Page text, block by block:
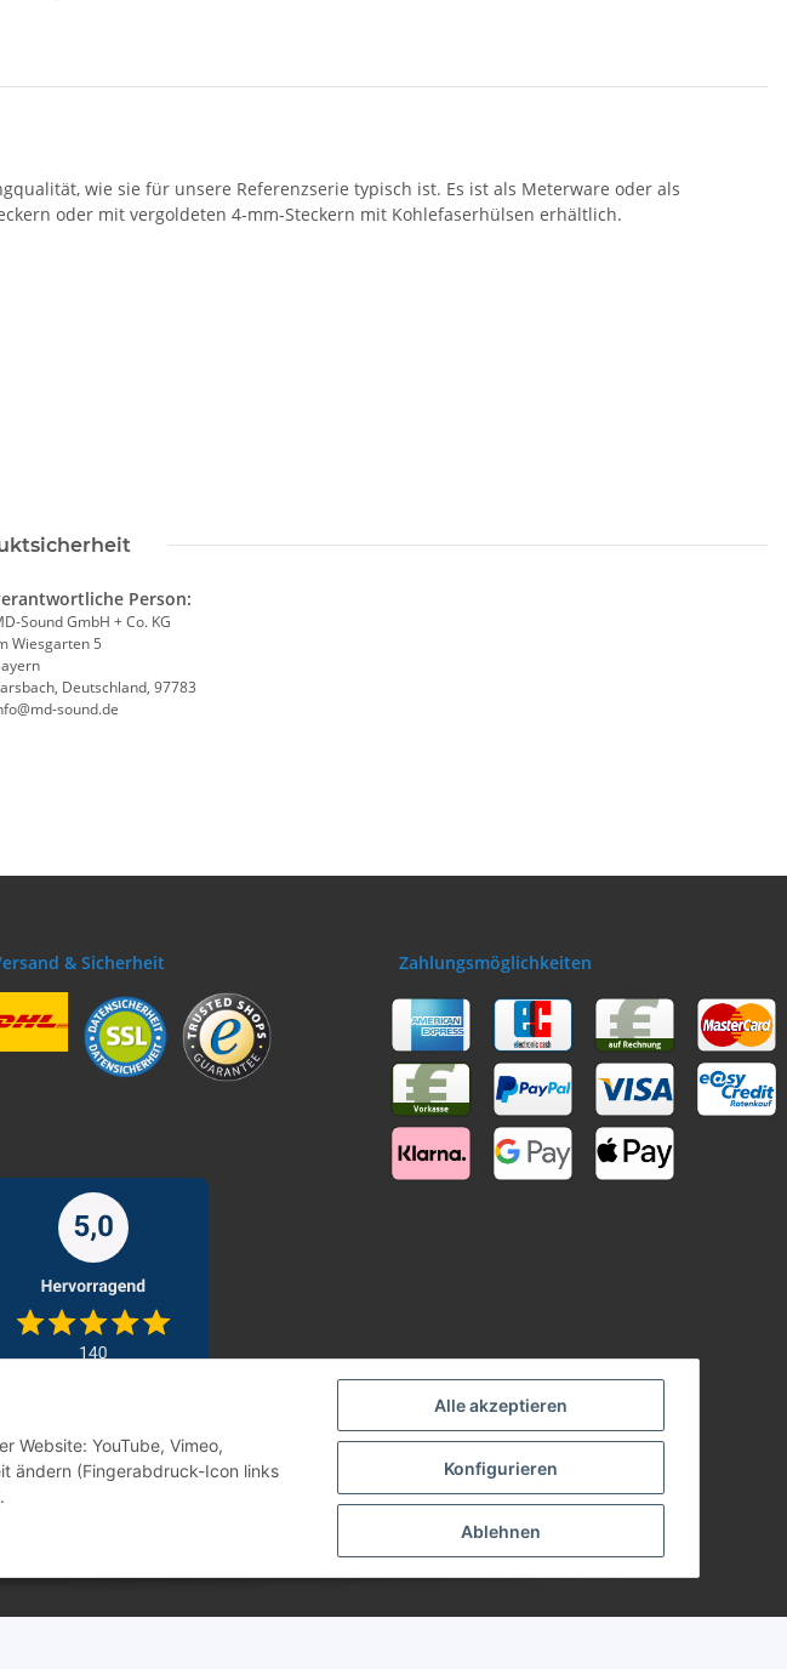
Alle akzeptieren
Konfigurieren
Ablehnen
Website: YouTube, Vimeo,
ändern (Fingerabdruck-Icon links
.
wie sie für unsere Referenzserie typisch ist. Es ist als Meterware oder als
oder mit vergoldeten 4-mm-Steckern mit Kohlefaserhülsen erhältlich.
Person:
Sound GmbH + Co. KG
Wiesgarten 5
Deutschland, 97783
sound.de
& Sicherheit Zahlungsmöglichkeiten